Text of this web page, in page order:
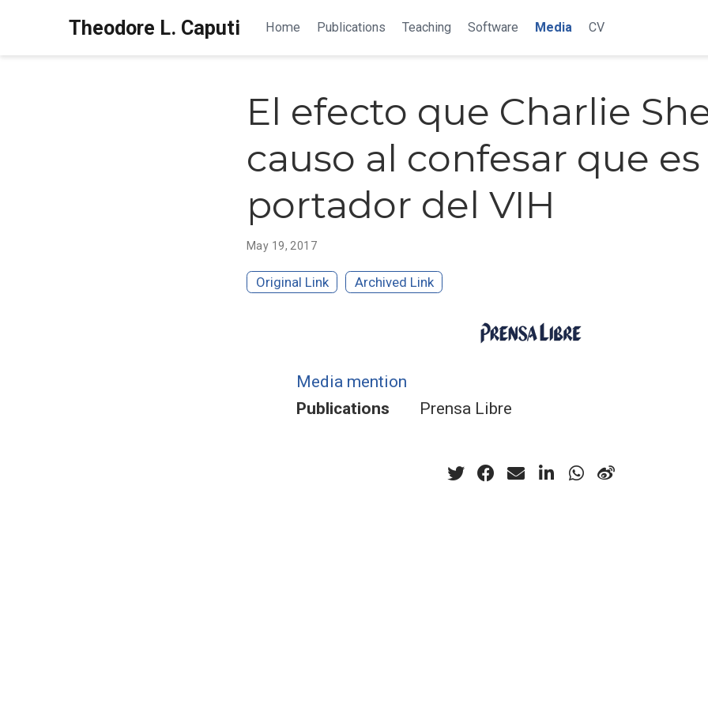
Theodore L. Caputi Home Publications Teaching Software Media CV
El efecto que Charlie
causo al confesar que es
portador del VIH
May 19, 2017
Original Link Archived Link
Media mention
Publications
Prensa Libre